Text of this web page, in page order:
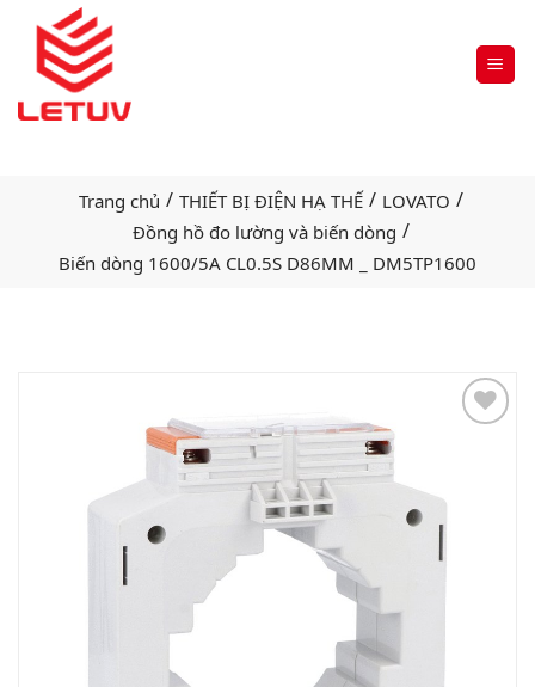
Trang chủ / THIẾT BỊ ĐIỆN HẠ THẾ / LOVATO /
Đồng hồ đo lường và biến dòng /
Biến dòng 1600/5A CL0.5S D86MM _ DM5TP1600